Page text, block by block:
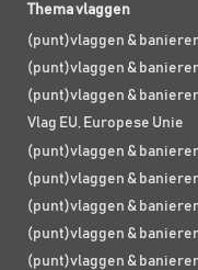
Thema vlaggen
(punt)vlaggen &
(punt)vlaggen &
(punt)vlaggen &
Vlag EU, Europese Unie
(punt)vlaggen &
(punt)vlaggen &
(punt)vlaggen &
(punt)vlaggen &
(punt)vlaggen &